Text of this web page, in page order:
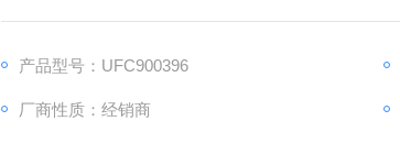
产品型号：UFC900396
厂商性质：经销商